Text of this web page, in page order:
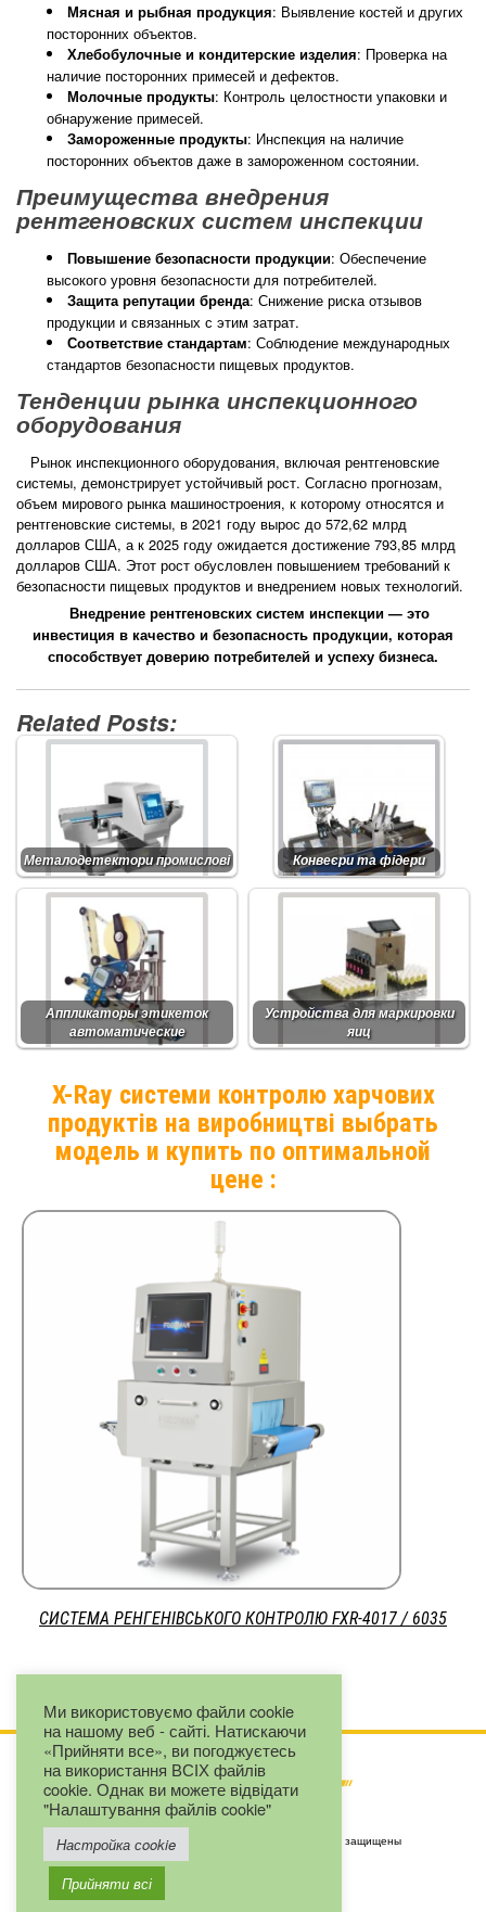
Мясная и рыбная продукция: Выявление костей и других
посторонних объектов.
Хлебобулочные и кондитерские изделия: Проверка на
наличие посторонних примесей и дефектов.
Молочные продукты: Контроль целостности упаковки и
обнаружение примесей.
Замороженные продукты: Инспекция на наличие
посторонних объектов даже в замороженном состоянии.
Преимущества внедрения
рентгеновских систем инспекции
Повышение безопасности продукции: Обеспечение
высокого уровня безопасности для потребителей.
Защита репутации бренда: Снижение риска отзывов
продукции и связанных с этим затрат.
Соответствие стандартам: Соблюдение международных
стандартов безопасности пищевых продуктов.
Тенденции рынка инспекционного
оборудования
Рынок инспекционного оборудования, включая рентгеновские
системы, демонстрирует устойчивый рост. Согласно прогнозам,
объем мирового рынка машиностроения, к которому относятся и
рентгеновские системы, в 2021 году вырос до 572,62 млрд
долларов США, а к 2025 году ожидается достижение 793,85 млрд
долларов США. Этот рост обусловлен повышением требований к
безопасности пищевых продуктов и внедрением новых технологий.
Внедрение рентгеновских систем инспекции — это
инвестиция в качество и безопасность продукции, которая
способствует доверию потребителей и успеху бизнеса.
Related Posts:
Металодетектори промислові Конвеєри та фідери
Аппликаторы этикеток
автоматические
Устройства для маркировки
яиц
X-Ray системи контролю харчових
продуктів на виробництві выбрать
модель и купить по оптимальной
цене :
СИСТЕМА РЕНГЕНІВСЬКОГО КОНТРОЛЮ FXR-4017 / 6035
Copyright by ООО "Евроджет" © 2025. Все права защищены
+380 67 2327163
Ми використовуємо файли cookie
на нашому веб - сайті. Натискаючи
«Прийняти все», ви погоджуєтесь
на використання ВСІХ файлів
cookie. Однак ви можете відвідати
"Налаштування файлів cookie"
Настройка сookie
Прийняти всі